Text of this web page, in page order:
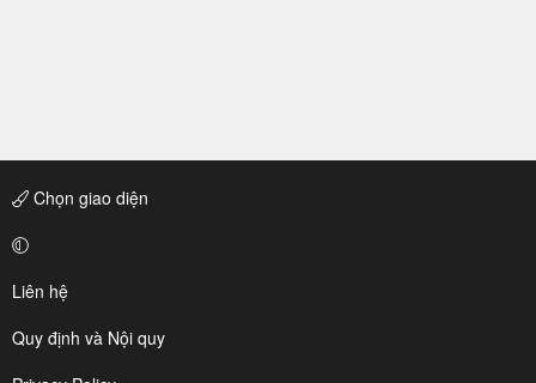
Chọn giao diện
Liên hệ
Quy định và Nội quy